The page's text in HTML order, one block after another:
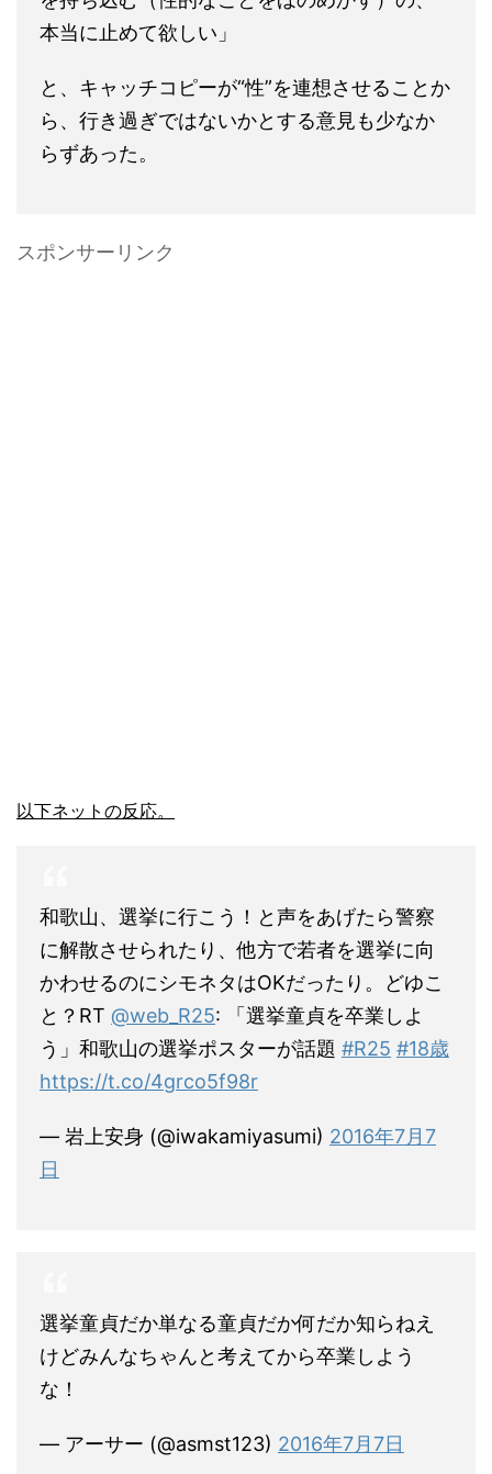
と、キャッチコピーが“性”を連想させることか
ら、行き過ぎではないかとする意見も少なか
らずあった。
スポンサーリンク
以下ネットの反応。
和歌山、選挙に行こう！と声をあげたら警察
に解散させられたり、他方で若者を選挙に向
かわせるのにシモネタはOKだったり。どゆこ
と？RT @web_R25: 「選挙童貞を卒業しよ
う」和歌山の選挙ポスターが話題 #R25 #18歳
https://t.co/4grco5f98r
— 岩上安身 (@iwakamiyasumi) 2016年7月7
日
選挙童貞だか単なる童貞だか何だか知らねえ
けどみんなちゃんと考えてから卒業しよう
な！
— アーサー (@asmst123) 2016年7月7日